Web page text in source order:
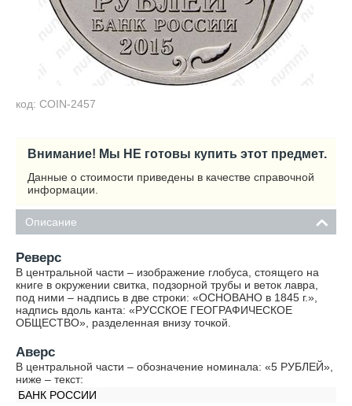
код: COIN-2457
Внимание! Мы НЕ готовы купить этот предмет.
Данные о стоимости приведены в качестве справочной
информации.
Описание
Реверс
В центральной части – изображение глобуса, стоящего на
книге в окружении свитка, подзорной трубы и веток лавра,
под ними – надпись в две строки: «ОСНОВАНО в 1845 г.»,
надпись вдоль канта: «РУССКОЕ ГЕОГРАФИЧЕСКОЕ
ОБЩЕСТВО», разделенная внизу точкой.
Аверс
В центральной части – обозначение номинала: «5 РУБЛЕЙ»,
ниже – текст:
БАНК РОССИИ